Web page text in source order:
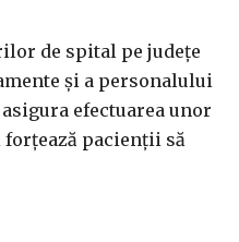
de spital pe judeţe
şi a personalului
efectuarea unor
pacienţii să